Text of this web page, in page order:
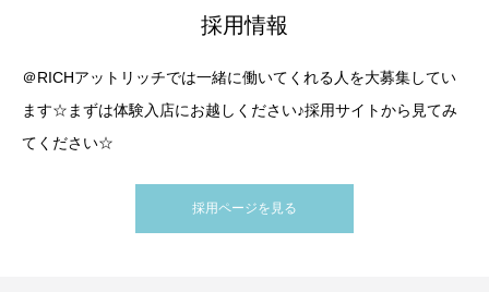
採用情報
＠RICHアットリッチでは一緒に働いてくれる人を大募集してい
ます☆まずは体験入店にお越しください♪採用サイトから見てみ
てください☆
採用ページを見る